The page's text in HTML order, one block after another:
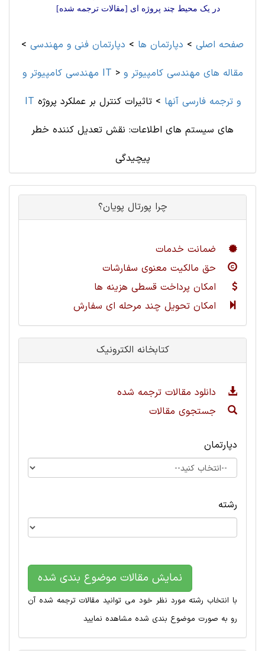
در یک محیط چند پروژه ای [مقالات ترجمه شده]
صفحه اصلی > دپارتمان ها > دپارتمان فنی و مهندسی >
مهندسی کامپیوتر و IT > مقاله های مهندسی کامپیوتر و
IT و ترجمه فارسی آنها >تاثیرات کنترل بر عملکرد پروژه
های سیستم های اطلاعات: نقش تعدیل کننده خطر
پیچیدگی
چرا پورتال پویان؟
ضمانت خدمات
حق مالکیت معنوی سفارشات
امکان پرداخت قسطی هزینه ها
امکان تحویل چند مرحله ای سفارش
کتابخانه الکترونیک
دانلود مقالات ترجمه شده
جستجوی مقالات
دپارتمان
رشته
نمایش مقالات موضوع بندی شده
با انتخاب رشته مورد نظر خود می توانید مقالات ترجمه شده آن
رو به صورت موضوع بندی شده مشاهده نمایید